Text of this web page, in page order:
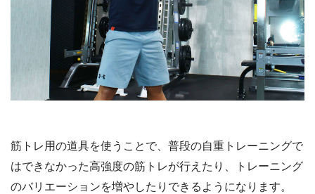
筋トレ用の道具を使うことで、普段の自重トレーニングで
はできなかった高強度の筋トレが行えたり、トレーニング
のバリエーションを増やしたりできるようになります。